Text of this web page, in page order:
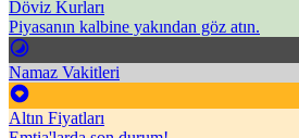
Döviz Kurları
Piyasanın kalbine yakından göz atın.
Namaz Vakitleri
Altın Fiyatları